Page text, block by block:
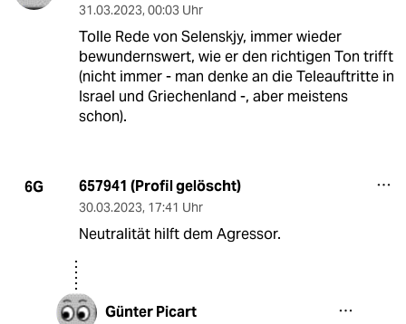
31.03.2023, 00:03 Uhr
Tolle Rede von Selenskjy, immer wieder
bewundernswert, wie er den richtigen Ton trifft
(nicht immer - man denke an die Teleauftritte in
Israel und Griechenland -, aber meistens
schon).
6G 657941 (Profil gelöscht)
30.03.2023, 17:41 Uhr
Neutralität hilft dem Agressor.
Günter Picart